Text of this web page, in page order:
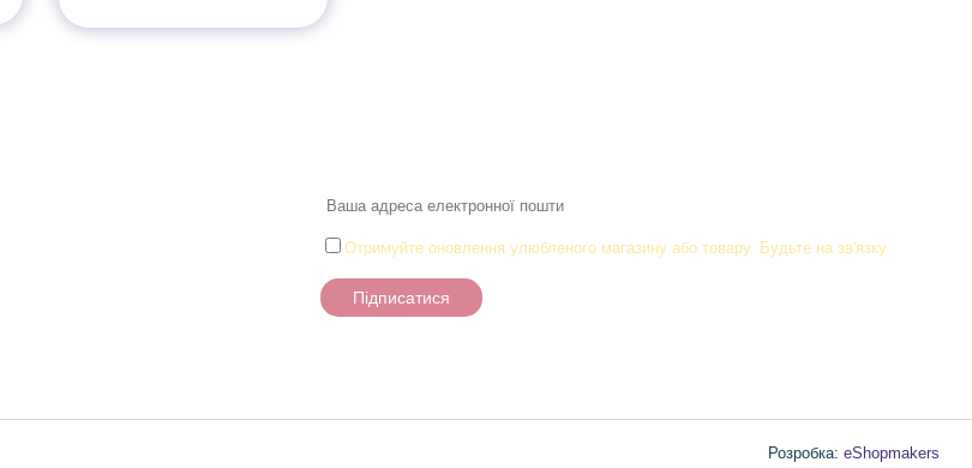
Отримуйте оновлення улюбленого магазину або товару. Будьте на зв'язку
Підписатися
Розробка: eShopmakers